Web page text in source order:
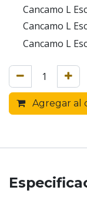
Cancamo L
Cancamo L
Cancamo L
Agregar al